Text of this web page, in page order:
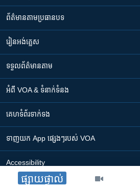
ផ្សាយផ្ទាល់
ព័ត៌មាន​តាមប្រធានបទ​
រៀន​​អង់គ្លេស
ទទួល​ព័ត៌មាន​តាម
អំពី​ VOA & ទំនាក់ទំនង
គេហទំព័រ​​ទាក់ទង
ទាញយក​ App ផ្សេងៗ​របស់​ VOA
Accessibility